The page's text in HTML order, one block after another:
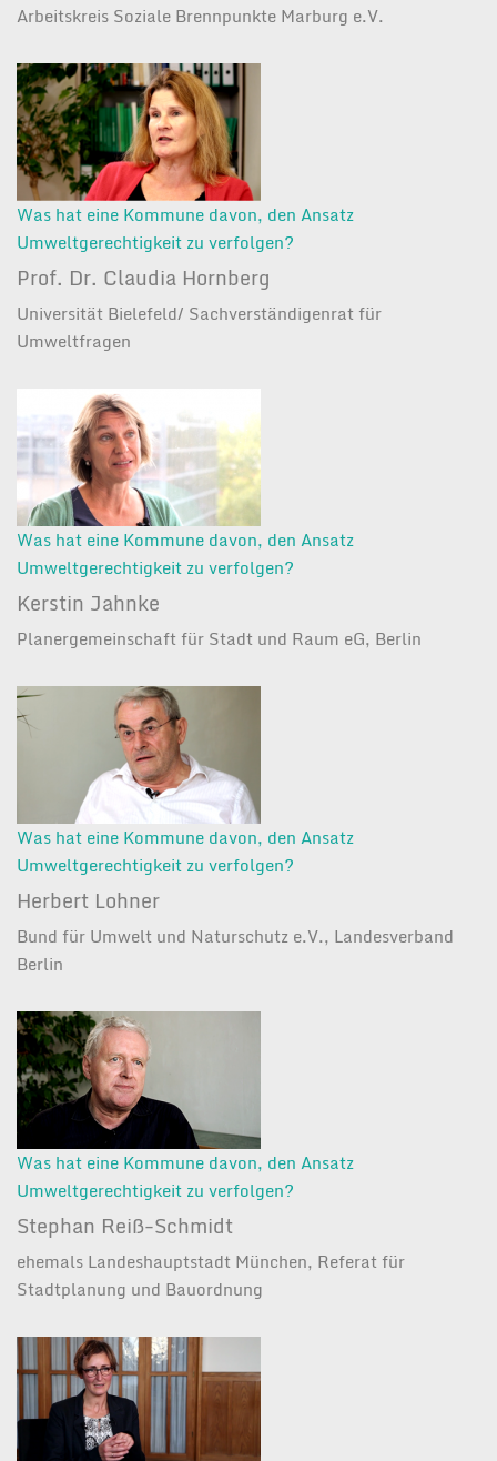
Arbeitskreis Soziale Brennpunkte Marburg e.V.
Was hat eine Kommune davon, den Ansatz
Umweltgerechtigkeit zu verfolgen?
Prof. Dr. Claudia Hornberg
Universität Bielefeld/ Sachverständigenrat für
Umweltfragen
Was hat eine Kommune davon, den Ansatz
Umweltgerechtigkeit zu verfolgen?
Kerstin Jahnke
Planergemeinschaft für Stadt und Raum eG, Berlin
Was hat eine Kommune davon, den Ansatz
Umweltgerechtigkeit zu verfolgen?
Herbert Lohner
Bund für Umwelt und Naturschutz e.V., Landesverband
Berlin
Was hat eine Kommune davon, den Ansatz
Umweltgerechtigkeit zu verfolgen?
Stephan Reiß-Schmidt
ehemals Landeshauptstadt München, Referat für
Stadtplanung und Bauordnung